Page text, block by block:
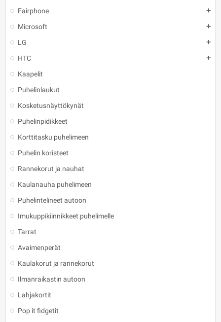
Fairphone add
Microsoft add
LG add
HTC add
Kaapelit
Puhelinlaukut
Kosketusnäyttökynät
Puhelinpidikkeet
Korttitasku puhelimeen
Puhelin koristeet
Rannekorut ja nauhat
Kaulanauha puhelimeen
Puhelintelineet autoon
Imukuppikiinnikkeet puhelimelle
Tarrat
Avaimenperät
Kaulakorut ja rannekorut
Ilmanraikastin autoon
Lahjakortit
Pop it fidgetit